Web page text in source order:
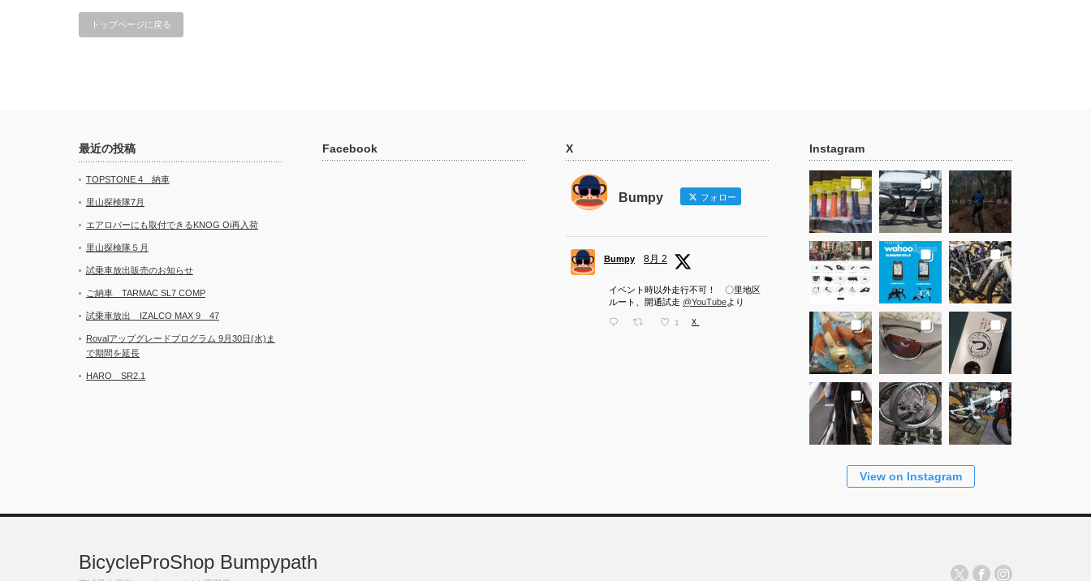
トップページに戻る
最近の投稿
TOPSTONE 4 納車
里山探検隊7月
エアロバーにも取付できるKNOG Oi再入荷
里山探検隊５月
試乗車放出販売のお知らせ
ご納車 TARMAC SL7 COMP
試乗車放出 IZALCO MAX 9 47
Rovalアップグレードプログラム 9月30日(水)ま
で期間を延長
HARO SR2.1
Facebook X
Bumpy フォロー
Bumpy 8月 2
イベント時以外走行不可！ 〇里地区
ルート、開通試走 @YouTubeより
1 X
Instagram
View on Instagram
BicycleProShop Bumpypath